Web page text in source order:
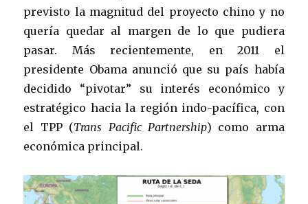
previsto la magnitud del proyecto chino y no
quería quedar al margen de lo que pudiera
pasar. Más recientemente, en 2011 el
presidente Obama anunció que su país había
decidido “pivotar” su interés económico y
estratégico hacia la región indo-pacífica, con
el TPP (Trans Pacific Partnership) como arma
económica principal.